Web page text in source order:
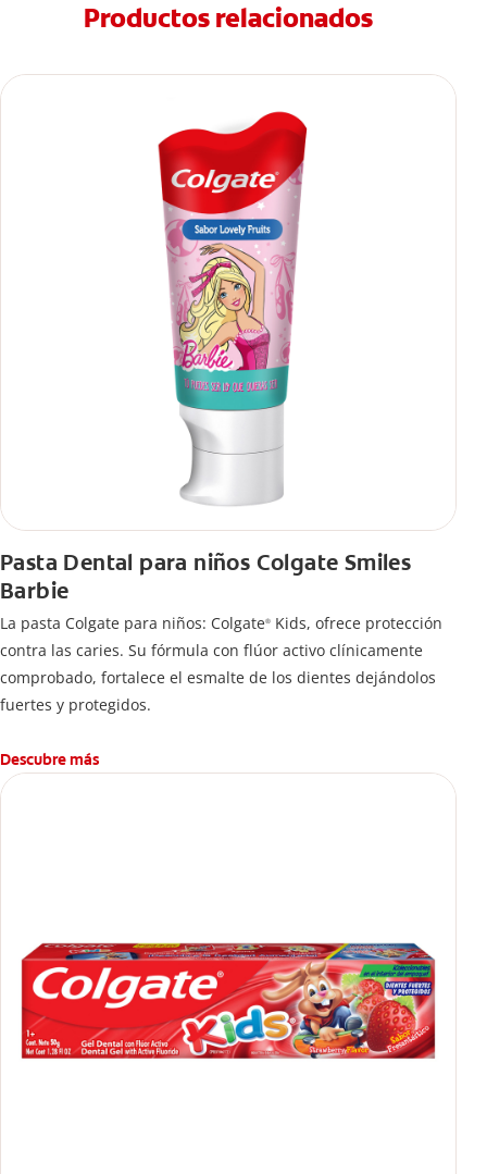
Productos relacionados
Pasta Dental para niños Colgate Smiles
Barbie
La pasta Colgate para niños: Colgate® Kids, ofrece protección
contra las caries. Su fórmula con flúor activo clínicamente
comprobado, fortalece el esmalte de los dientes dejándolos
fuertes y protegidos.
Descubre más